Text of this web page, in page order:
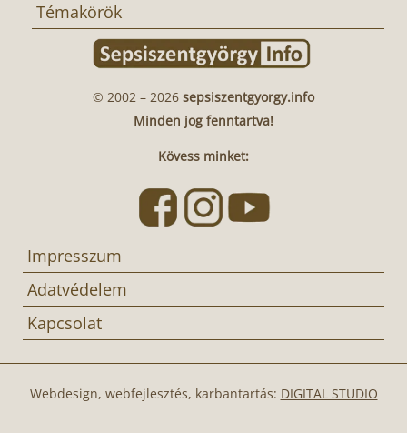
Témakörök
© 2002 – 2026 sepsiszentgyorgy.info
Minden jog fenntartva!
Kövess minket:
Impresszum
Adatvédelem
Kapcsolat
Webdesign, webfejlesztés, karbantartás: DIGITAL STUDIO